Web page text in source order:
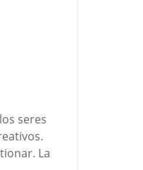
seres
La